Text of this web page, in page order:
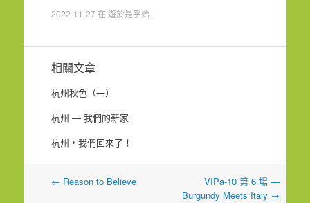
2022-11-27 在 遊於是乎始.
相關文章
杭州秋色（一）
杭州 — 我們的新家
杭州，我們回來了！
文
← Reason to Believe
VIPa-10 第 6 場 —
Burgundy Meets Italy →